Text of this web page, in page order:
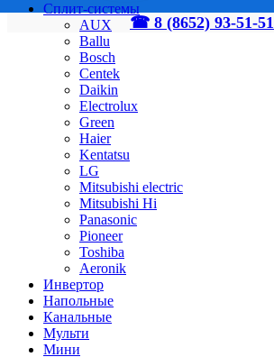
☎ 8 (8652) 93-51-51
Сплит-системы
AUX
Ballu
Bosch
Centek
Daikin
Electrolux
Green
Haier
Kentatsu
LG
Mitsubishi electric
Mitsubishi Hi
Panasonic
Pioneer
Toshiba
Аeronik
Инвертор
Напольные
Канальные
Мульти
Мини